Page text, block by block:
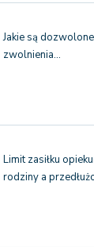
Jakie są
zwolnienia…
Limit zasiłku
rodziny a